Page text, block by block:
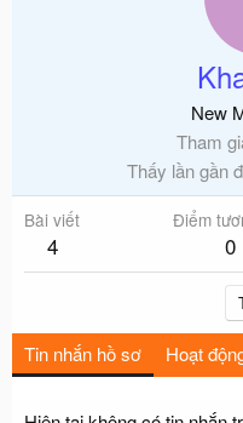
New
Tham
Thấy lần gần
Bài viết
4
Điểm
0
Tin nhắn hồ sơ Hoạt